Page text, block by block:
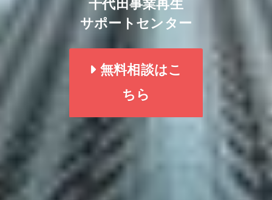
千代田事業再生
サポートセンター
無料相談はこ
ちら